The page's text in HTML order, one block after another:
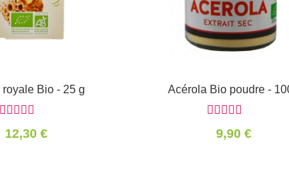
Bio - 25 g
12,30 €
Informations
Acérola Bio poudre -
9,90 €